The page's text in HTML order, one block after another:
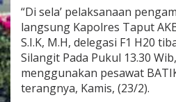
g
a
n
D
e
l
e
g
“Di sela’ pelaksanaan
langsung Kapolres Taput
S.I.K, M.H, delegasi F1 H20
Silangit Pada Pukul 13.30
menggunakan pesawat
terangnya, Kamis, (23/2).